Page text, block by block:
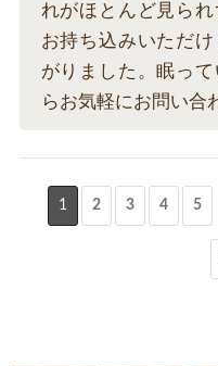
れがほとんど見ら
お持ち込みいただ
がりました。眠っ
らお気軽にお問い合
1 2 3 4 5